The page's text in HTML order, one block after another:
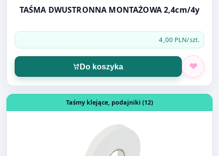
Do koszyka
Otwórz produkt: TAŚMA DWUSTRONNA MONTAŻOWA
Taśmy klejące, podajniki (12)